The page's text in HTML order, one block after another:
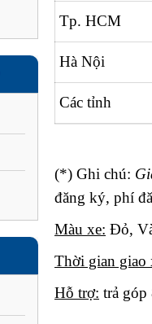
Tp. HCM
Hà Nội
Các tỉnh
(*) Ghi chú:
đăng ký, phí
Màu xe: Đỏ,
Thời gian giao
Hỗ trợ: trả góp